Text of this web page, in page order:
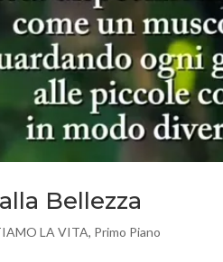
Bellezza
LA VITA, Primo Piano